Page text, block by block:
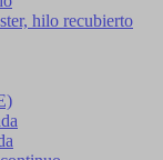
hilo recubierto